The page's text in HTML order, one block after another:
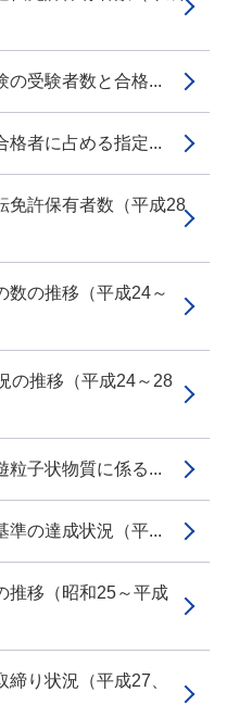
受験者数と合格...
者に占める指定...
許保有者数（平成28
の推移（平成24～
推移（平成24～28
子状物質に係る...
の達成状況（平...
移（昭和25～平成
り状況（平成27、